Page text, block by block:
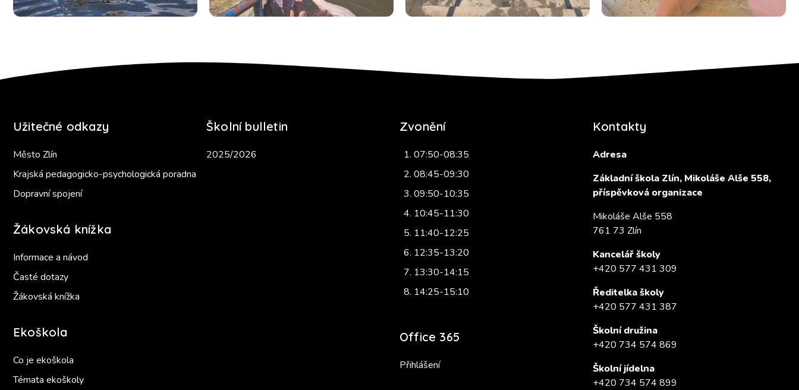
Užitečné odkazy
Město Zlín
Krajská pedagogicko-psychologická poradna
Dopravní spojení
Žákovská knížka
Informace a návod
Časté dotazy
Žákovská knížka
Ekoškola
Co je ekoškola
Témata ekoškoly
Školní bulletin
2025/2026
Zvonění
07:50-08:35
08:45-09:30
09:50-10:35
10:45-11:30
11:40-12:25
12:35-13:20
13:30-14:15
14:25-15:10
Office 365
Přihlášení
Kontakty
Adresa
Základní škola Zlín, Mikoláše Alše 558,
příspěvková organizace
Mikoláše Alše 558
761 73 Zlín
Kancelář školy
+420 577 431 309
Ředitelka školy
+420 577 431 387
Školní družina
+420 734 574 869
Školní jídelna
+420 734 574 899